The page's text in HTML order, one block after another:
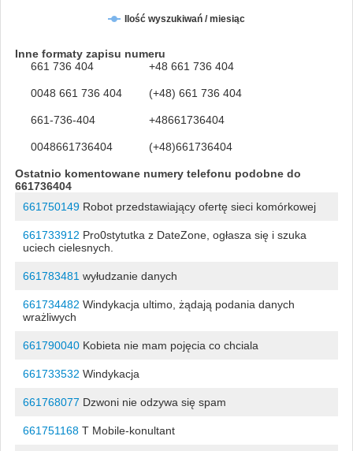
Ilość wyszukiwań / miesiąc
Inne formaty zapisu numeru
661 736 404
+48 661 736 404
0048 661 736 404 (+48) 661 736 404
661-736-404 +48661736404
0048661736404 (+48)661736404
Ostatnio komentowane numery telefonu podobne do
661736404
661750149Robot przedstawiający ofertę sieci komórkowej
661733912 Pro0stytutka z DateZone, ogłasza się i szuka
uciech cielesnych.
661783481 wyłudzanie danych
661734482 Windykacja ultimo, żądają podania danych
wrażliwych
661790040Kobieta nie mam pojęcia co chciala
661733532 Windykacja
661768077 Dzwoni nie odzywa się spam
661751168T Mobile-konultant